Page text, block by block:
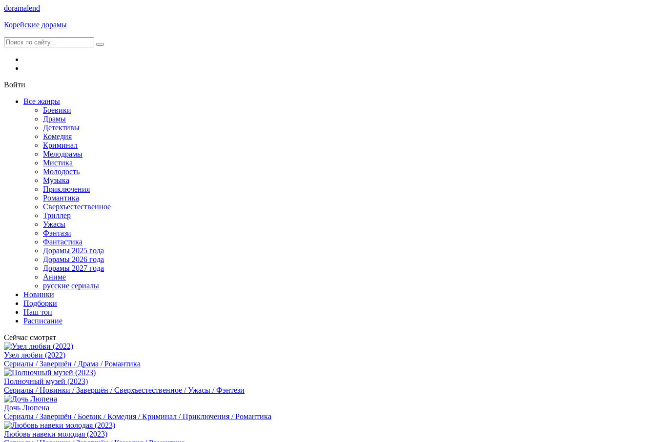
doramalend
Корейские дорамы
Войти
Все жанры
Боевики
Драмы
Детективы
Комедия
Криминал
Мелодрамы
Мистика
Молодость
Музыка
Приключения
Романтика
Сверхъестественное
Триллер
Ужасы
Фэнтази
Фантастика
Дорамы 2025 года
Дорамы 2026 года
Дорамы 2027 года
Аниме
русские сериалы
Новинки
Подборки
Наш топ
Расписание
Сейчас смотрят
Узел любви (2022)
Сериалы / Завершён / Драма / Романтика
Полночный музей (2023)
Сериалы / Новинки / Завершён / Сверхъестественное / Ужасы / Фэнтези
Дочь Люпена
Сериалы / Завершён / Боевик / Комедия / Криминал / Приключения / Романтика
Любовь навеки молодая (2023)